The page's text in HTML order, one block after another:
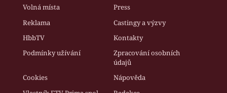
Volná místa
Press
Reklama
Castingy a výzvy
HbbTV
Kontakty
Podmínky užívání
Zpracování osobních
údajů
Cookies
Nápověda